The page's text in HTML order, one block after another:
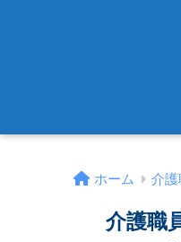
ホーム 介護
介護職